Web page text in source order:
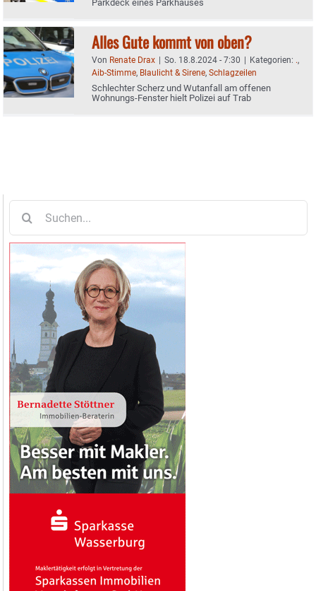
Parkdeck eines Parkhauses
Alles Gute kommt von oben?
Von Renate Drax | So. 18.8.2024 - 7:30 | Kategorien: .,
Aib-Stimme, Blaulicht & Sirene, Schlagzeilen
Schlechter Scherz und Wutanfall am offenen
Wohnungs-Fenster hielt Polizei auf Trab
nach: